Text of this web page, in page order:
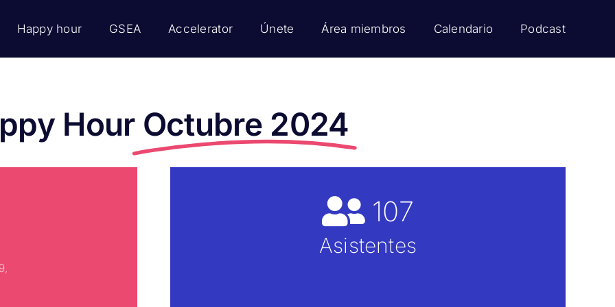
Happy hour GSEA Accelerator Únete Área miembros Calendario Podcast
Hour Octubre 2024
107
Asistentes